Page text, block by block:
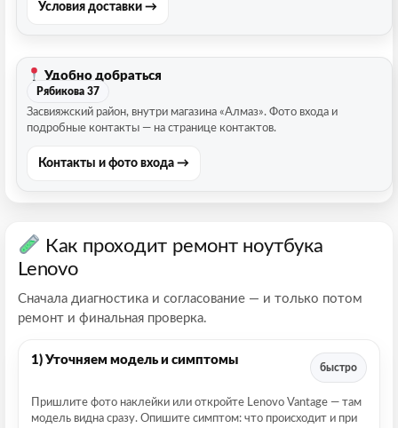
Условия доставки →
Удобно добраться
Рябикова 37
Засвияжский район, внутри магазина «Алмаз». Фото входа и
подробные контакты — на странице контактов.
Контакты и фото входа →
Как проходит ремонт ноутбука
Lenovo
Сначала диагностика и согласование — и только потом
ремонт и финальная проверка.
1) Уточняем модель и симптомы
быстро
Пришлите фото наклейки или откройте Lenovo Vantage — там
модель видна сразу. Опишите симптом: что происходит и при